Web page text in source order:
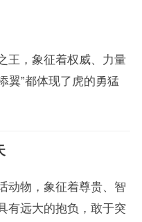
王，象征着权威、力量
翼”都体现了虎的勇猛
动物，象征着尊贵、智
有远大的抱负，敢于突